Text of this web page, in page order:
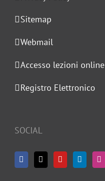
Sitemap
Webmail
Accesso lezioni online
Registro Elettronico
SOCIAL